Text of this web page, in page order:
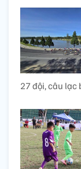
27 đội, câu lạc